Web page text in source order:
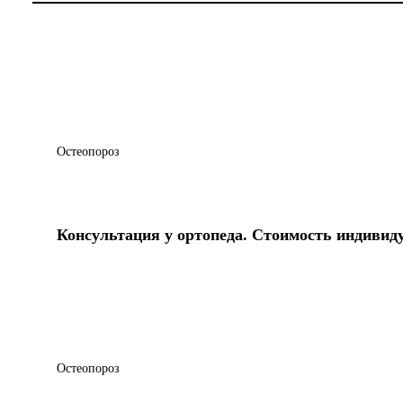
Остеопороз
Консультация у ортопеда. Стоимость
Остеопороз